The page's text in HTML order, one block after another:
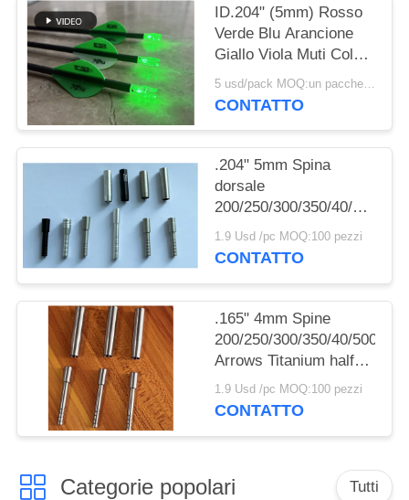
POLITICA
SULLA
PRIVACY
ID.204" (5mm) Rosso
Verde Blu Arancione
Giallo Viola Muti Colore
Nocks a Freccia
Illuminati Con
5 usd/pack MOQ:un pacchetto
CONTATTO
.204" 5mm Spina
dorsale
200/250/300/350/40/500
Frecce spigoli a metà
1.9 Usd /pc MOQ:100 pezzi
CONTATTO
.165" 4mm Spine
200/250/300/350/40/500
Arrows Titanium half
out inserts and Collars
Sleeve
1.9 Usd /pc MOQ:100 pezzi
CONTATTO
Categorie popolari Tutti